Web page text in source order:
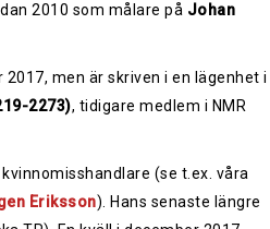
2010 som målare på Johan
men är skriven i en lägenhet i
2273), tidigare medlem i NMR
(se t.ex. våra
Eriksson). Hans senaste längre